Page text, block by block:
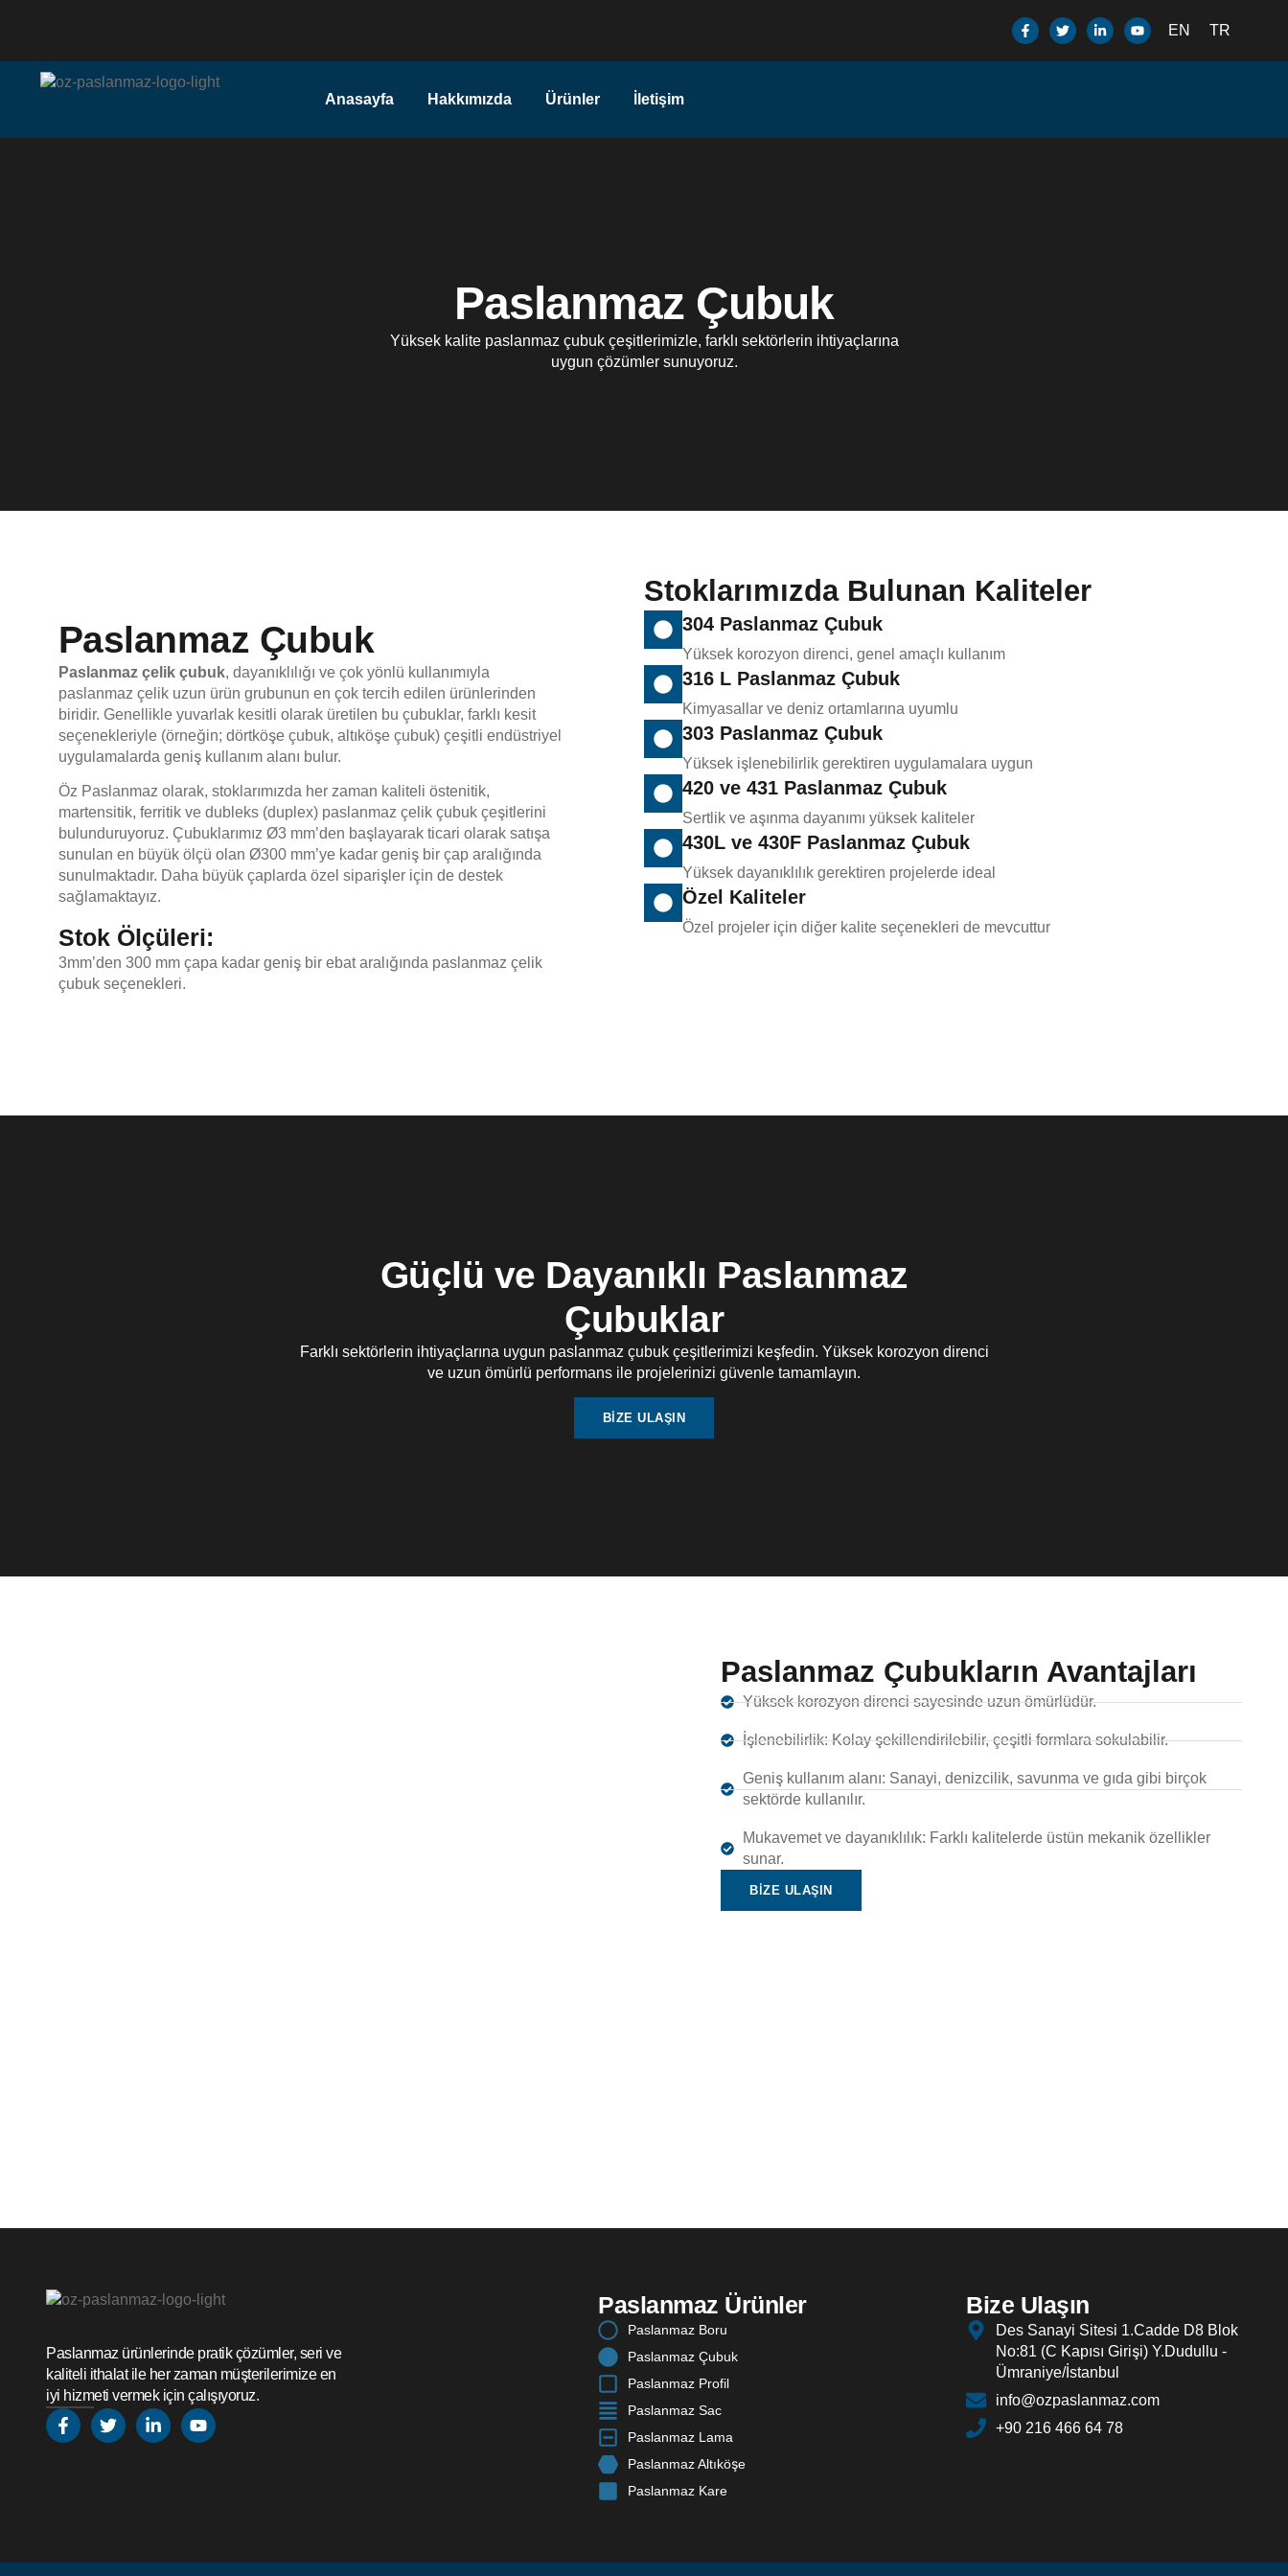
EN TR
Anasayfa Hakkımızda Ürünler İletişim
Paslanmaz Çubuk
Yüksek kalite paslanmaz çubuk çeşitlerimizle, farklı sektörlerin ihtiyaçlarına
uygun çözümler sunuyoruz.
Paslanmaz Çubuk
Paslanmaz çelik çubuk, dayanıklılığı ve çok yönlü kullanımıyla
paslanmaz çelik uzun ürün grubunun en çok tercih edilen ürünlerinden
biridir. Genellikle yuvarlak kesitli olarak üretilen bu çubuklar, farklı kesit
seçenekleriyle (örneğin; dörtköşe çubuk, altıköşe çubuk) çeşitli endüstriyel
uygulamalarda geniş kullanım alanı bulur.
Öz Paslanmaz olarak, stoklarımızda her zaman kaliteli östenitik,
martensitik, ferritik ve dubleks (duplex) paslanmaz çelik çubuk çeşitlerini
bulunduruyoruz. Çubuklarımız Ø3 mm’den başlayarak ticari olarak satışa
sunulan en büyük ölçü olan Ø300 mm’ye kadar geniş bir çap aralığında
sunulmaktadır. Daha büyük çaplarda özel siparişler için de destek
sağlamaktayız.
Stok Ölçüleri:
3mm’den 300 mm çapa kadar geniş bir ebat aralığında paslanmaz çelik
çubuk seçenekleri.
Stoklarımızda Bulunan Kaliteler
304 Paslanmaz Çubuk
Yüksek korozyon direnci, genel amaçlı kullanım
316 L Paslanmaz Çubuk
Kimyasallar ve deniz ortamlarına uyumlu
303 Paslanmaz Çubuk
Yüksek işlenebilirlik gerektiren uygulamalara uygun
420 ve 431 Paslanmaz Çubuk
Sertlik ve aşınma dayanımı yüksek kaliteler
430L ve 430F Paslanmaz Çubuk
Yüksek dayanıklılık gerektiren projelerde ideal
Özel Kaliteler
Özel projeler için diğer kalite seçenekleri de mevcuttur
Güçlü ve Dayanıklı Paslanmaz
Çubuklar
Farklı sektörlerin ihtiyaçlarına uygun paslanmaz çubuk çeşitlerimizi keşfedin. Yüksek korozyon direnci
ve uzun ömürlü performans ile projelerinizi güvenle tamamlayın.
BIZE ULAŞIN
Paslanmaz Çubukların Avantajları
Yüksek korozyon direnci sayesinde uzun ömürlüdür.
İşlenebilirlik: Kolay şekillendirilebilir, çeşitli formlara sokulabilir.
Geniş kullanım alanı: Sanayi, denizcilik, savunma ve gıda gibi birçok
sektörde kullanılır.
Mukavemet ve dayanıklılık: Farklı kalitelerde üstün mekanik özellikler
sunar.
BİZE ULAŞIN
Paslanmaz ürünlerinde pratik çözümler, seri ve
kaliteli ithalat ile her zaman müşterilerimize en
iyi hizmeti vermek için çalışıyoruz.
Paslanmaz Ürünler
Paslanmaz Boru
Paslanmaz Çubuk
Paslanmaz Profil
Paslanmaz Sac
Paslanmaz Lama
Paslanmaz Altıköşe
Paslanmaz Kare
Bize Ulaşın
Des Sanayi Sitesi 1.Cadde D8 Blok
No:81 (C Kapısı Girişi) Y.Dudullu -
Ümraniye/İstanbul
info@ozpaslanmaz.com
+90 216 466 64 78